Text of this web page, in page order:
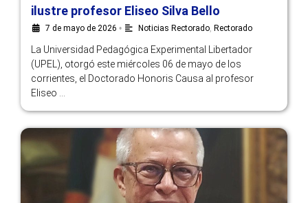
ilustre profesor Eliseo Silva Bello
7 de mayo de 2026 • Noticias Rectorado, Rectorado
La Universidad Pedagógica Experimental Libertador
(UPEL), otorgó este miércoles 06 de mayo de los
corrientes, el Doctorado Honoris Causa al profesor
Eliseo …